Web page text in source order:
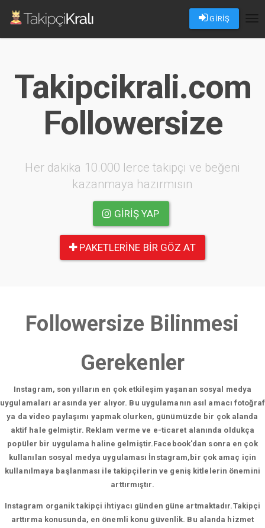
GİRİŞ
Takipcikrali.com
Followersize
Her dakika 10.000 lerce takipçi ve beğeni
kazanmaya hazırmısın
GIRIŞ YAP
PAKETLERINE BIR GÖZ AT
Followersize Bilinmesi
Gerekenler
Instagram, son yılların en çok etkileşim yaşanan sosyal medya
uygulamaları arasında yer alıyor. Bu uygulamanın asıl amacı fotoğraf
ya da video paylaşımı yapmak olurken, günümüzde bir çok alanda
aktif hale gelmiştir. Reklam verme ve e-ticaret alanında oldukça
popüler bir uygulama haline gelmiştir.Facebook'dan sonra en çok
kullanılan sosyal medya uygulaması İnstagram,bir çok amaç için
kullanılmaya başlanması ile takipçilerin ve geniş kitlelerin önemini
arttırmıştır.
Instagram organik takipçi ihtiyacı günden güne artmaktadır.Takipçi
arttırma konusunda, en önemli konu güvenlik. Bu alanda hizmet